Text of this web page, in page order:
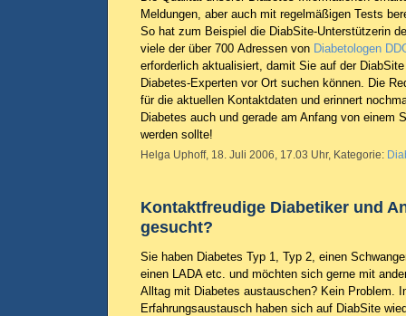
Meldungen, aber auch mit regelmäßigen Tests
So hat zum Beispiel die DiabSite-Unterstützerin
viele der über 700 Adressen von Diabetologen
erforderlich aktualisiert, damit Sie auf der
Diabetes-Experten vor Ort suchen können. Die
für die aktuellen Kontaktdaten und erinnert
Diabetes auch und gerade am Anfang von einem
werden sollte!
Helga Uphoff, 18. Juli 2006, 17.03 Uhr, Kategorie:
Kontaktfreudige Diabetiker und
gesucht?
Sie haben Diabetes Typ 1, Typ 2, einen
einen LADA etc. und möchten sich gerne mit
Alltag mit Diabetes austauschen? Kein Problem.
Erfahrungsaustausch haben sich auf DiabSite